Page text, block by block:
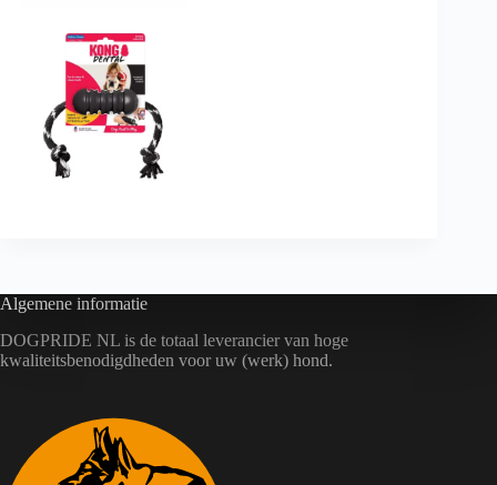
Algemene informatie
DOGPRIDE NL is de totaal leverancier van hoge
kwaliteitsbenodigdheden voor uw (werk) hond.